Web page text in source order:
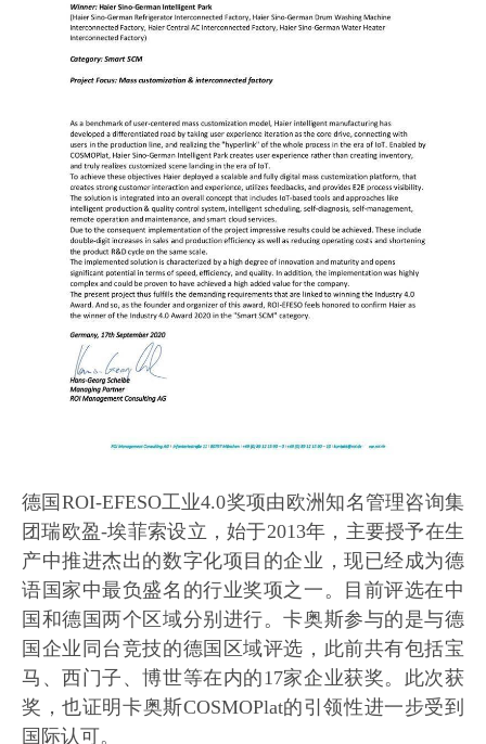
德国ROI-EFESO工业4.0奖项由欧洲知名管理咨询集
团瑞欧盈-埃菲索设立，始于2013年，主要授予在生
产中推进杰出的数字化项目的企业，现已经成为德
语国家中最负盛名的行业奖项之一。目前评选在中
国和德国两个区域分别进行。卡奥斯参与的是与德
国企业同台竞技的德国区域评选，此前共有包括宝
马、西门子、博世等在内的17家企业获奖。此次获
奖，也证明卡奥斯COSMOPlat的引领性进一步受到
国际认可。